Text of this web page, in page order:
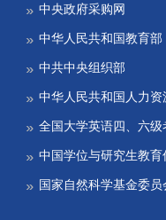
中央政府采购网
中华人民共和国教育部
中共中央组织部
中华人民共和国人力
全国大学英语四、六级
中国学位与研究生教育
国家自然科学基金委员